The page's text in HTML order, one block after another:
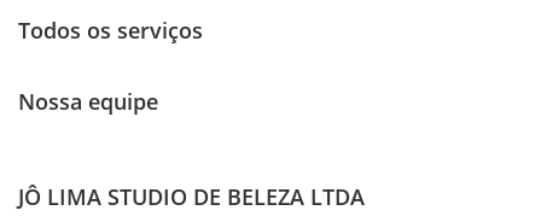
Todos os serviços
Nossa equipe
JÔ LIMA STUDIO DE BELEZA LTDA